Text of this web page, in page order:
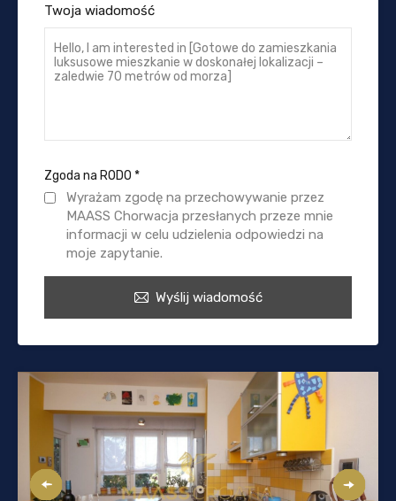
Twoja wiadomość
Zgoda na RODO *
Wyrażam zgodę na przechowywanie przez
MAASS Chorwacja przesłanych przeze mnie
informacji w celu udzielenia odpowiedzi na
moje zapytanie.
Wyślij wiadomość